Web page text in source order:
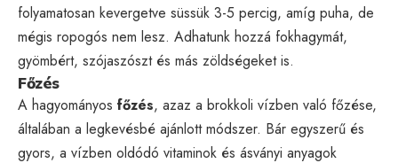
folyamatosan kevergetve süssük 3-5 percig, amíg puha, de
mégis ropogós nem lesz. Adhatunk hozzá fokhagymát,
gyömbért, szójaszószt és más zöldségeket is.
Főzés
A hagyományos főzés, azaz a brokkoli vízben való főzése,
általában a legkevésbé ajánlott módszer. Bár egyszerű és
gyors, a vízben oldódó vitaminok és ásványi anyagok